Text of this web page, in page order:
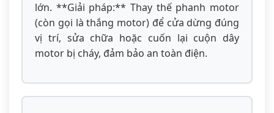
lớn. **Giải pháp:** Thay thế phanh motor
(còn gọi là thắng motor) để cửa dừng đúng
vị trí, sửa chữa hoặc cuốn lại cuộn dây
motor bị cháy, đảm bảo an toàn điện.